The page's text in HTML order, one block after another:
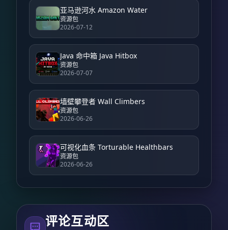
亚马逊河水 Amazon Water
资源包
2026-07-12
Java 命中箱 Java Hitbox
资源包
2026-07-07
墙壁攀登者 Wall Climbers
资源包
2026-06-26
可视化血条 Torturable Healthbars
资源包
2026-06-26
评论互动区